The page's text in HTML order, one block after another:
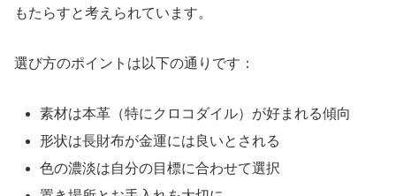
もたらすと考えられています。
選び方のポイントは以下の通りです：
素材は本革（特にクロコダイル）が好まれる傾向
形状は長財布が金運には良いとされる
色の濃淡は自分の目標に合わせて選択